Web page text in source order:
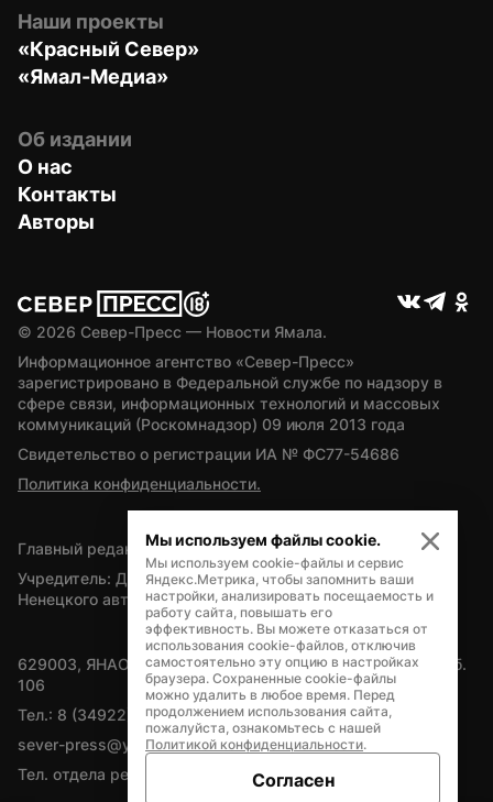
Наши проекты
«Красный Север»
«Ямал-Медиа»
Об издании
О нас
Контакты
Авторы
© 2026 Север-Пресс — Новости Ямала.
Информационное агентство «Север-Пресс»
зарегистрировано в Федеральной службе по надзору в
сфере связи, информационных технологий и массовых
коммуникаций (Роскомнадзор) 09 июля 2013 года
Свидетельство о регистрации ИА № ФС77-54686
Политика конфиденциальности.
Главный редактор — А.Л. Поздеев
Учредитель: Департамент внутренней политики Ямало-
Ненецкого автономного округа
629003, ЯНАО, Салехард, мкр. Богдана Кнунянца, д.1, каб.
106
Тел.: 8 (34922) 71262
sever-press@yamal-media.ru
Тел. отдела рекламы: 8 (34922) 42728
Мы используем файлы cookie.
Мы используем cookie-файлы и сервис
Яндекс.Метрика, чтобы запомнить ваши
настройки, анализировать посещаемость и
работу сайта, повышать его
эффективность. Вы можете отказаться от
использования cookie-файлов, отключив
самостоятельно эту опцию в настройках
браузера. Сохраненные cookie-файлы
можно удалить в любое время. Перед
продолжением использования сайта,
пожалуйста, ознакомьтесь с нашей
Политикой конфиденциальности.
Согласен